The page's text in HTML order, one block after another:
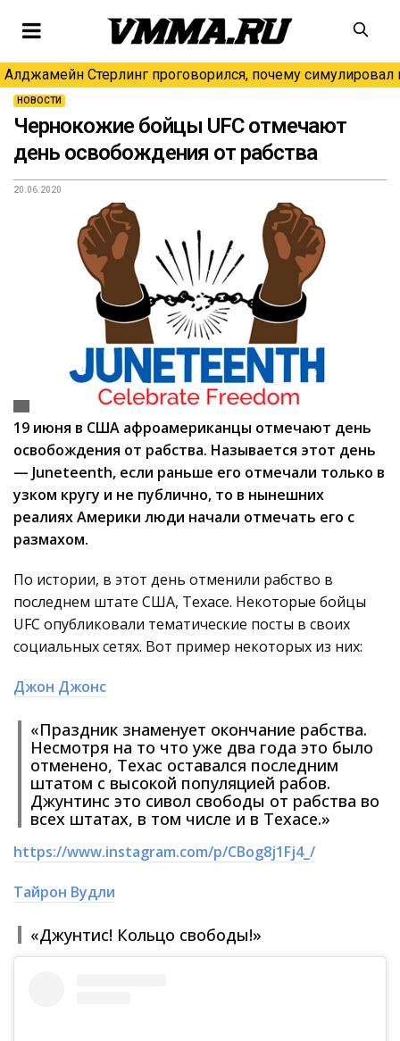
Алджамейн Стерлинг проговорился, почему симулировал
НОВОСТИ
Чернокожие бойцы UFC отмечают
день освобождения от рабства
20.06.2020
19 июня в США афроамериканцы отмечают день
освобождения от рабства. Называется этот день
— Juneteenth, если раньше его отмечали только в
узком кругу и не публично, то в нынешних
реалиях Америки люди начали отмечать его с
размахом.
По истории, в этот день отменили рабство в
последнем штате США, Техасе. Некоторые бойцы
UFC опубликовали тематические посты в своих
социальных сетях. Вот пример некоторых из них:
Джон Джонс
«Праздник знаменует окончание рабства.
Несмотря на то что уже два года это было
отменено, Техас оставался последним
штатом с высокой популяцией рабов.
Джунтинс это сивол свободы от рабства во
всех штатах, в том числе и в Техасе.»
https://www.instagram.com/p/CBog8j1Fj4_/
Тайрон Вудли
«Джунтис! Кольцо свободы!»